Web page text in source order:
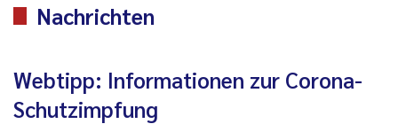
Nachrichten
Webtipp: Informationen zur Corona-
Schutzimpfung